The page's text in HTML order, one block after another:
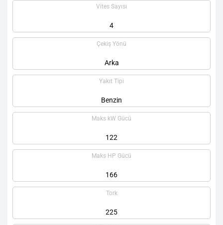
Vites Sayısı
4
Çekiş Yönü
Arka
Yakıt Tipi
Benzin
Maks kW Gücü
122
Maks HP Gücü
166
Tork
225